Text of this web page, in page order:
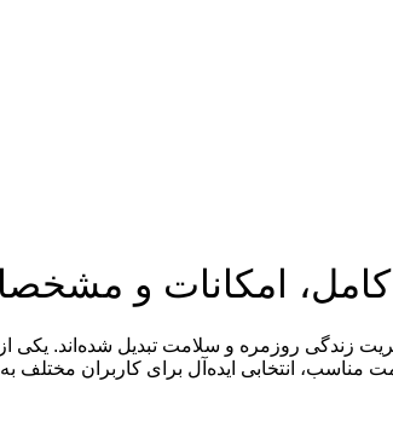
زندگی روزمره و سلامت تبدیل شده‌اند. یکی
مناسب، انتخابی ایده‌آل برای کاربران مختلف